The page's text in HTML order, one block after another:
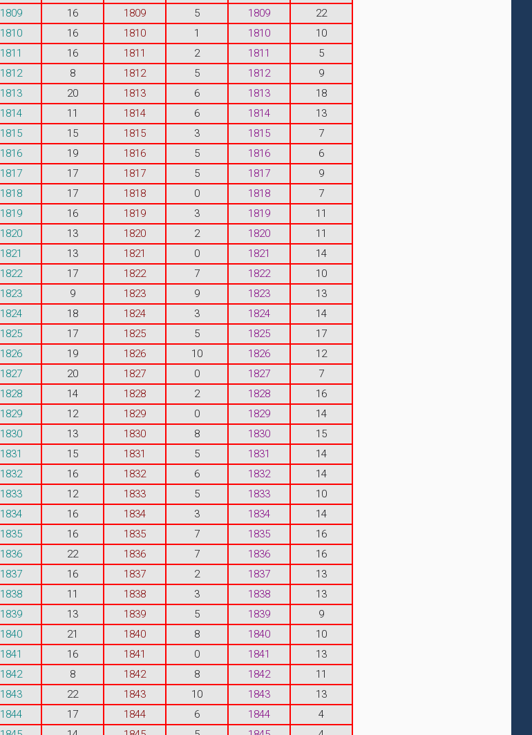
1809
16 1809 5 1809
22
1810
16 1810 1 1810
10
1811
16 1811 2 1811
5
1812
8 1812 5 1812
9
1813
20 1813 6 1813
18
1814
11 1814 6 1814
13
1815
15 1815 3 1815
7
1816
19 1816 5 1816
6
1817
17 1817 5 1817
9
1818
17 1818 0 1818
7
1819
16 1819 3 1819
11
1820
13 1820 2 1820
11
1821
13 1821 0 1821
14
1822
17 1822 7 1822
10
1823
9 1823 9 1823
13
1824
18 1824 3 1824
14
1825
17 1825 5 1825
17
1826
19 1826 10 1826
12
1827
20 1827 0 1827
7
1828
14 1828 2 1828
16
1829
12 1829 0 1829
14
1830
13 1830 8 1830
15
1831
15 1831 5 1831
14
1832
16 1832 6 1832
14
1833
12 1833 5 1833
10
1834
16 1834 3 1834
14
1835
16 1835 7 1835
16
1836
22 1836 7 1836
16
1837
16 1837 2 1837
13
1838
11 1838 3 1838
13
1839
13 1839 5 1839
9
1840
21 1840 8 1840
10
1841
16 1841 0 1841
13
1842
8 1842 8 1842
11
1843
22 1843 10 1843
13
1844
17 1844 6 1844
4